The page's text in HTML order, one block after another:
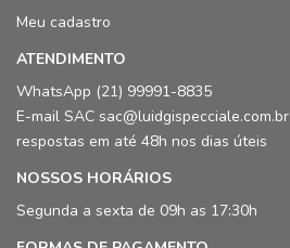
Meu cadastro
ATENDIMENTO
WhatsApp (21) 99991-8835
E-mail SAC sac@luidgispecciale.com.br
respostas em até 48h nos dias úteis
NOSSOS HORÁRIOS
Segunda a sexta de 09h as 17:30h